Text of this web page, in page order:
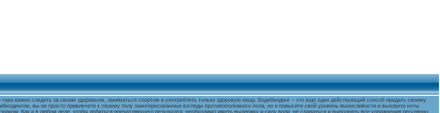
важно следить за своим здоровьем, заниматься спортом и употреблять только здоровую пищу. Бодибилдинг – это еще один действующий способ придать своему
вы не просто привлечете к своему телу заинтересованные взгляды противоположного пола, но и повысите свой уровень выносливости и вызовите ноты
Как и в любом деле, чтобы добиться впечатляющего результата, необходимо иметь выдержку и силу воли, не сдаваться и выполнять все упражнения регулярно.